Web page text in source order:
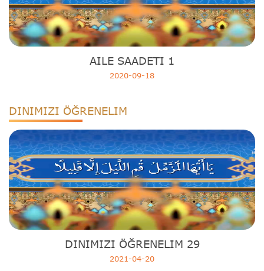
AILE SAADETI 1
2020-09-18
DINIMIZI ÖĞRENELIM
DINIMIZI ÖĞRENELIM 29
2021-04-20